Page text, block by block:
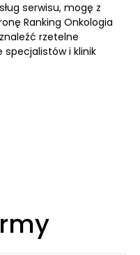
serwisu, mogę z
Ranking Onkologia
rzetelne
i klinik